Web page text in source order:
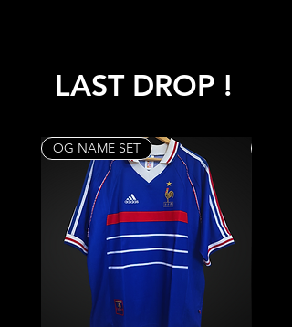
LAST DROP !
OG NAME SET